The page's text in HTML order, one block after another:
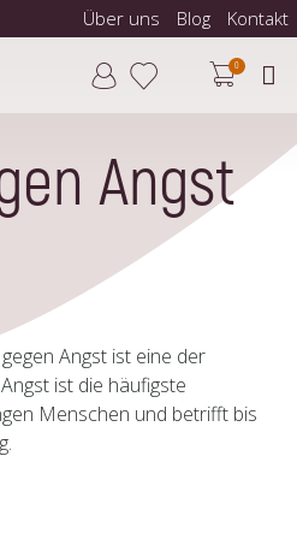
Über uns Blog Kontakt
0
Angst
Angst ist eine der
ist die häufigste
Menschen und betrifft bis